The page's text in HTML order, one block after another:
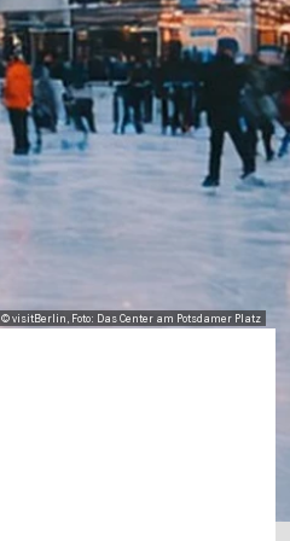
© visitBerlin, Foto: Das Center am Potsdamer Platz